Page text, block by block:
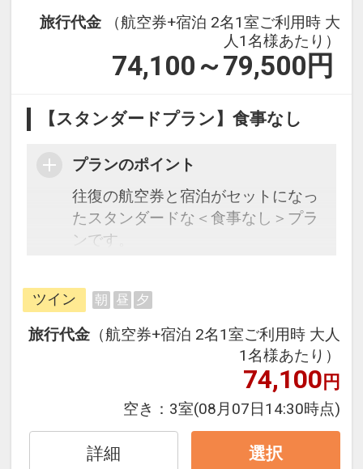
旅行代金
（航空券+宿泊 2名1室ご利用時 大
人1名様あたり）
74,100～79,500 円
【スタンダードプラン】食事なし
プランのポイント
往復の航空券と宿泊がセットになっ
たスタンダードな＜食事なし＞プラ
ンです。
できるダイナミックパッケージだか
ら、一都市滞在はもちろん周遊旅行
にも最適！
旅行期間中の1泊だけの宿泊や延
泊・飛び泊なども自由自在です。
フライトは、安心のJAL（または
JALグループ）確約！フライトマイ
ル50%貯まります。
オプションでレンタカーや現地交
ツイン 朝 昼 夕
旅行代金 （航空券+宿泊 2名1室ご利用時 大人
1名様あたり）
74,100円
空き： 3室(08月07日14:30時点)
詳細 選択